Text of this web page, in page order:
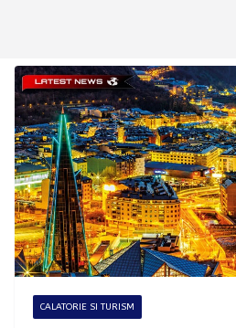
CALATORIE SI TURISM